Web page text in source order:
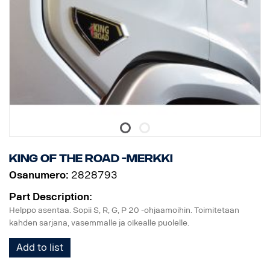
King of the Road -merkki
Osanumero: 2828793
Part Description:
Helppo asentaa. Sopii S, R, G, P 20 -ohjaamoihin. Toimitetaan
kahden sarjana, vasemmalle ja oikealle puolelle.
Add to list